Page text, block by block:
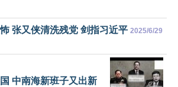
张又侠清洗残党 剑指习近平 2025/6/29
中南海新班子又出新